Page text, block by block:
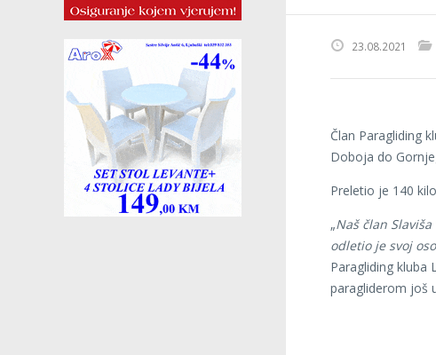
23.08.2021
Član Paragliding
Doboja do
Preletio je 140
„Naš član
odletio je svoj
Paragliding kluba
paragliderom još